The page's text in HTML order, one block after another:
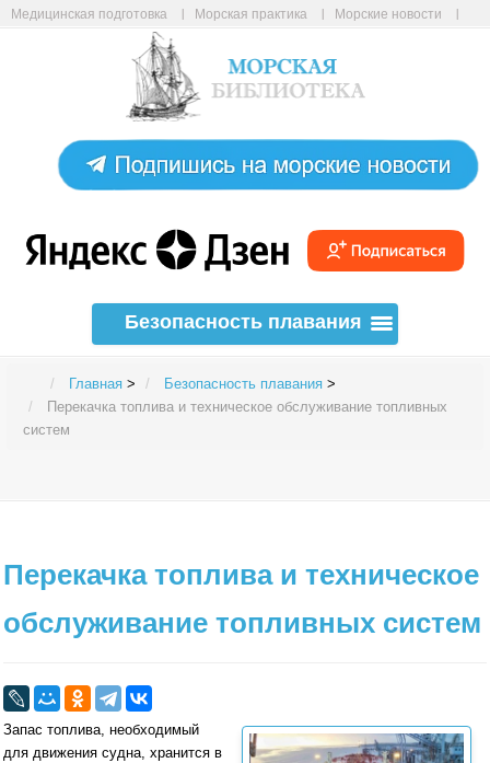
Медицинская подготовка Морская практика
Морские новости
Авиабилеты онлайн
Безопасность плавания
Главная > Безопасность плавания >
Перекачка топлива и техническое обслуживание топливных
систем
Перекачка топлива и техническое
обслуживание топливных систем
Запас топлива, необходимый
для движения судна, хранится в